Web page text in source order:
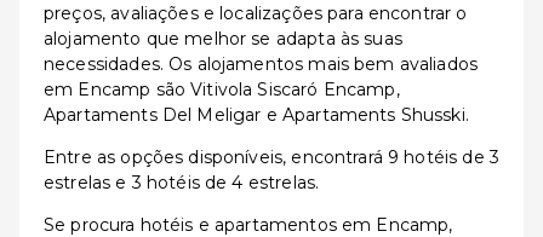
preços, avaliações e localizações para encontrar o
alojamento que melhor se adapta às suas
necessidades. Os alojamentos mais bem avaliados
em Encamp são Vitivola Siscaró Encamp,
Apartaments Del Meligar e Apartaments Shusski.
Entre as opções disponíveis, encontrará 9 hotéis de 3
estrelas e 3 hotéis de 4 estrelas.
Se procura hotéis e apartamentos em Encamp,